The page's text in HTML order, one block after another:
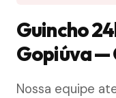
Guincho
Gopiúva —
Nossa equipe